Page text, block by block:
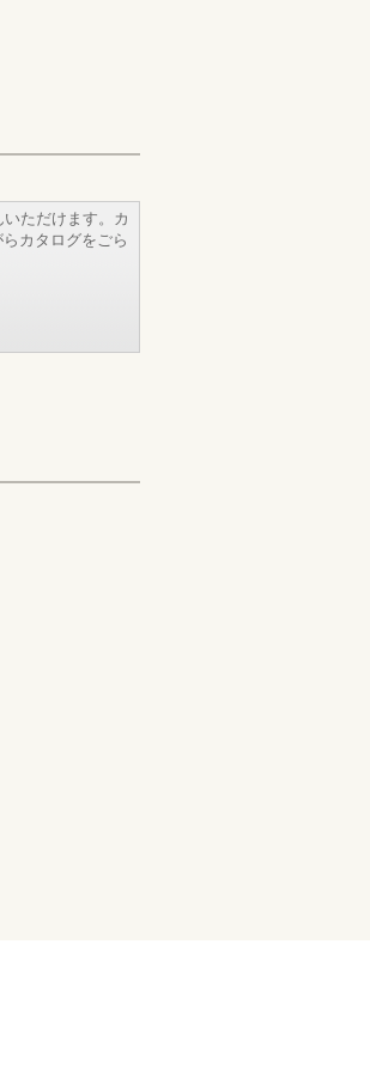
ただけます。カ
カタログをごら